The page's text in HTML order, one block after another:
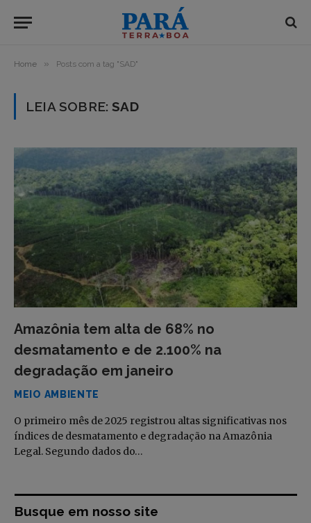
Home » Posts com a tag "SAD"
LEIA SOBRE:SAD
Amazônia tem alta de 68% no
desmatamento e de 2.100% na
degradação em janeiro
MEIO AMBIENTE
O primeiro mês de 2025 registrou altas significativas nos
índices de desmatamento e degradação na Amazônia
Legal. Segundo dados do…
Busque em nosso site